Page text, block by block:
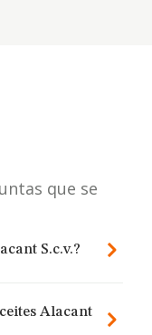
que se
S.c.v.?
Alacant